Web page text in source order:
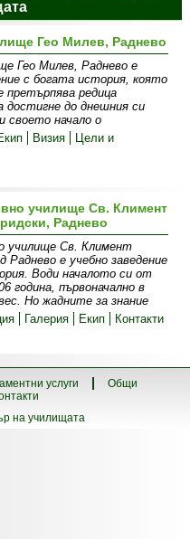
Гео Милев, Раднево
Гео Милев, Раднево е
с богата история, която
претърпява редица
достигне до днешния си
начало о
Визия
Цели и
училище Св. Климент
Раднево
училище Св. Климент
Раднево е учебно заведение
Води началото си от
година, първоначално в
Но жадните за знание
Галерия Екип Контакти
услуги
Общи
на училищата